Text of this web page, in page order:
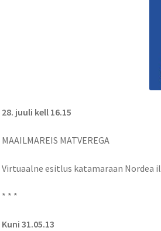
28. juuli kell 16.15
MAAILMAREIS MATVEREGA
Virtuaalne esitlus katamaraan Nordea
* * *
Kuni 31.05.13